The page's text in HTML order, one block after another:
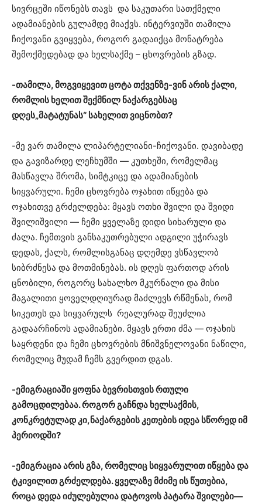
სივრცეში იწონებს თავს და საკუთარი სათქმელი
ადამიანების გულამდე მიაქვს. ინტერვიუში თამილა
ჩიქოვანი გვიყვება, როგორ გადაიქცა მონატრება
შემოქმედებად და ხელსაქმე – ცხოვრების გზად.
-თამილა, მოგვიყევით ცოტა თქვენზე-ვინ არის ქალი,
რომლის ხელით შექმნილ ნაქარგებსაც
დღეს„მატატუნას“ სახელით ვიცნობთ?
-მე ვარ თამილა ლიპარტელიანი-ჩიქოვანი. დავიბადე
და გავიზარდე ლეჩხუმში — კუთხეში, რომელმაც
მასწავლა შრომა, სიმტკიცე და ადამიანების
სიყვარული. ჩემი ცხოვრება ოჯახით იწყება და
ოჯახითვე გრძელდება: მყავს ოთხი შვილი და შვიდი
შვილიშვილი — ჩემი ყველაზე დიდი სიხარული და
ძალა. ჩემთვის განსაკუთრებული ადგილი უჭირავს
დედას, ქალს, რომლისგანაც დღემდე ვსწავლობ
სიბრძნესა და მოთმინებას. ის დღეს ფართოდ არის
ცნობილი, როგორც სახალხო მკურნალი და მისი
მაგალითი ყოველდღიურად მაძლევს რწმენას, რომ
სიკეთეს და სიყვარულს რეალურად შეუძლია
გადაარჩინოს ადამიანები. მყავს ერთი ძმა — ოჯახის
საყრდენი და ჩემი ცხოვრების მნიშვნელოვანი ნაწილი,
რომელიც მუდამ ჩემს გვერდით დგას.
-ემიგრაციაში ყოფნა ბევრისთვის რთული
გამოცდილებაა. როგორ გაჩნდა ხელსაქმის,
კონკრეტულად კი,ნაქარგების კეთების იდეა სწორედ იმ
პერიოდში?
-ემიგრაცია არის გზა, რომელიც სიყვარულით იწყება და
ტკივილით გრძელდება. ყველაზე მძიმე ის წუთებია,
როცა დედა იძულებულია დატოვოს პატარა შვილები—